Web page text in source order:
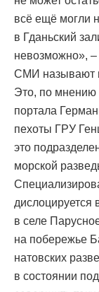
всё ещё могли
в Гданьский
невозможно», –
СМИ называют
Это, по мнению
портала
пехоты ГРУ
это
морской
дислоцируется
в селе
на побережье
натовских
в состоянии